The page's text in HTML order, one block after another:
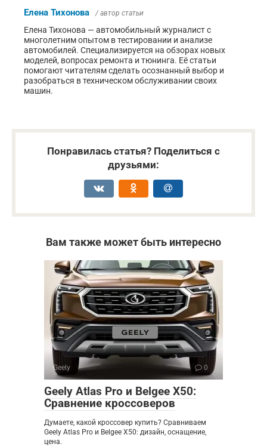
Елена Тихонова / автор статьи
Елена Тихонова — автомобильный журналист с
многолетним опытом в тестировании и анализе
автомобилей. Специализируется на обзорах новых
моделей, вопросах ремонта и тюнинга. Её статьи
помогают читателям сделать осознанный выбор и
разобраться в техническом обслуживании своих
машин.
Понравилась статья? Поделиться с
друзьями:
Вам также может быть интересно
Geely 0
Geely Atlas Pro и Belgee X50:
Сравнение кроссоверов
Думаете, какой кроссовер купить? Сравниваем
Geely Atlas Pro и Belgee X50: дизайн, оснащение,
цена.